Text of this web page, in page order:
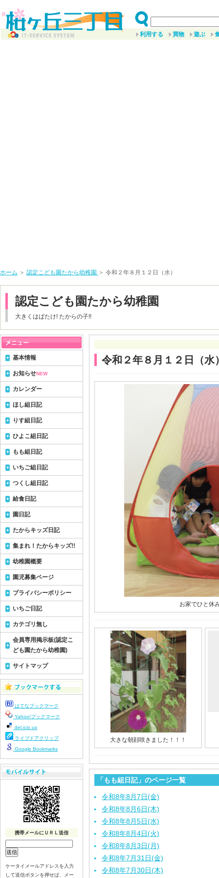
利用する 買物 遊ぶ
ホーム ＞ 認定こども園たから幼稚園 ＞ 令和２年８月１２日（水）
認定こども園たから幼稚園
大きくはばたけ! たからの子!!
令和２年８月１２日（水
お家でひと休
大きな朝顔咲きました！！！
「もも組日記」のページ一覧
令和8年8月7日(金)
令和8年8月6日(木)
令和8年8月5日(水)
令和8年8月4日(火)
令和8年8月3日(月)
令和8年7月31日(金)
令和8年7月30日(木)
基本情報
お知らせNEW
カレンダー
ほし組日記
りす組日記
ひよこ組日記
もも組日記
いちご組日記
つくし組日記
給食日記
園日記
たからキッズ日記
集まれ！たからキッズ!!
幼稚園概要
園児募集ページ
プライバシーポリシー
いちご日記
カテゴリ無し
会員専用掲示板(認定こ
ども園たから幼稚園)
サイトマップ
はてなブックマーク
Yahoo!ブックマーク
del.icio.us
ライブドアクリップ
Google Bookmarks
携帯メールにＵＲＬ送信
ケータイメールアドレスを入力
して送信ボタンを押せば、メー